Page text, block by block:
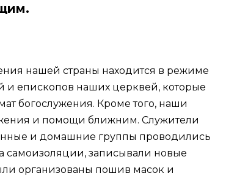
нашей страны находится в режиме
и епископов наших церквей, которые
богослужения. Кроме того, наши
и помощи ближним. Служители
и домашние группы проводились
самоизоляции, записывали новые
организованы пошив масок и